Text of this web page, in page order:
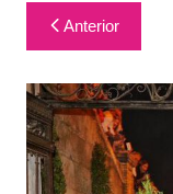
Navegación
de
entradas
Anterior